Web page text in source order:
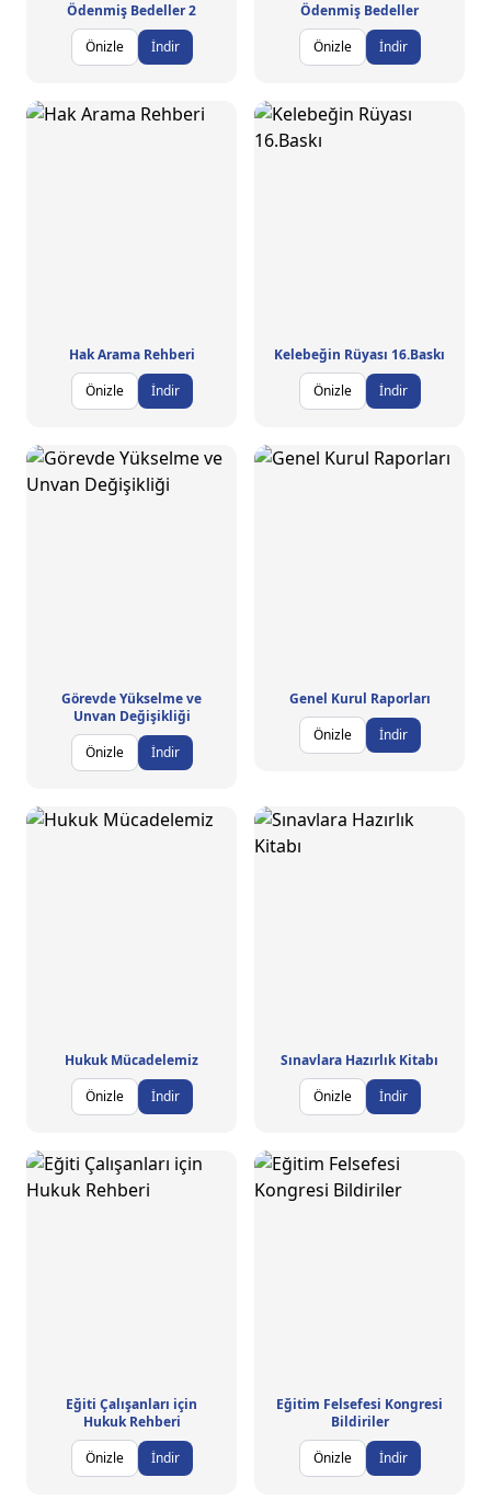
Ödenmiş Bedeller 2
Önizle
İndir
Ödenmiş Bedeller
Önizle
İndir
Hak Arama Rehberi
Önizle
İndir
Kelebeğin Rüyası 16.Baskı
Önizle
İndir
Görevde Yükselme ve
Unvan Değişikliği
Önizle
İndir
Genel Kurul Raporları
Önizle
İndir
Hukuk Mücadelemiz
Önizle
İndir
Sınavlara Hazırlık Kitabı
Önizle
İndir
Eğiti Çalışanları için
Hukuk Rehberi
Önizle
İndir
Eğitim Felsefesi Kongresi
Bildiriler
Önizle
İndir